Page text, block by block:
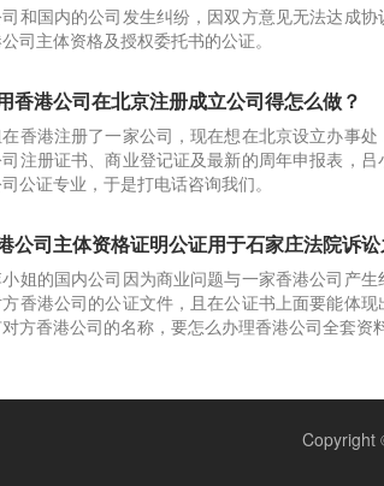
和国内的公司发生纠纷，因双方意见无法达成
司主体资格及授权委托书的公证。
香港公司在北京注册成立公司得怎么做？
在香港注册了一家公司，现在想在北京设立办事
注册证书、商业登记证及最新的周年申报表，
公证专业，于是打电话咨询我们。
公司主体资格证明公证用于石家庄法院诉
姐的国内公司因为商业问题与一家香港公司产
香港公司的公证文件，且在公证书上面要能体
方香港公司的名称，要怎么办理香港公司全套资
Copyright